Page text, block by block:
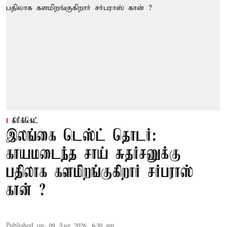
கிரிக்கெட்
இலங்கை டெஸ்ட் தொடர்:
காயமடைந்த சாய் சுதர்சனுக்கு
பதிலாக களமிறங்குகிறார் சர்பராஸ்
கான் ?